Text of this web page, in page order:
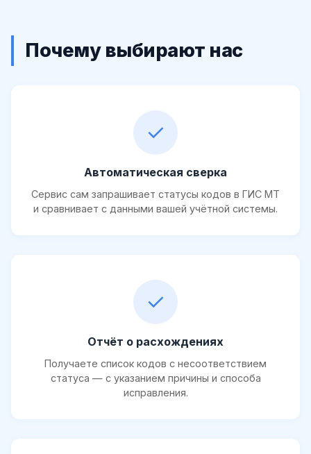
Почему выбирают нас
✓
Автоматическая сверка
Сервис сам запрашивает статусы кодов в ГИС МТ
и сравнивает с данными вашей учётной системы.
✓
Отчёт о расхождениях
Получаете список кодов с несоответствием
статуса — с указанием причины и способа
исправления.